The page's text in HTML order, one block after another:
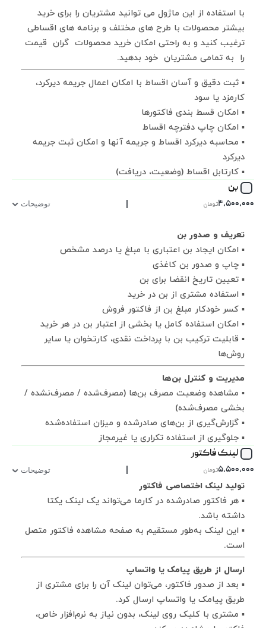
با استفاده از این ماژول می توانید مشتریان را برای خرید
بیشتر محصولات با طرح های مختلف و برنامه های اقساطی
ترغیب کنید و به راحتی امکان خرید محصولات گران قیمت
را به تمامی مشتریان خود بدهید.
▪ ثبت دقیق و آسان اقساط با امکان اعمال جریمه دیرکرد،
کارمزد یا سود
▪ امکان قسط بندی فاکتورها
▪ امکان چاپ دفترچه اقساط
▪ محاسبه دیرکرد اقساط و جریمه آنها و امکان ثبت جریمه
دیرکرد
▪ کارتابل اقساط (وضعیت، دریافت)
بن
۴,۵۰۰,۰۰۰تومان | توضیحات
تعریف و صدور بن
▪ امکان ایجاد بن اعتباری با مبلغ یا درصد مشخص
▪ چاپ و صدور بن کاغذی
▪ تعیین تاریخ انقضا برای بن
▪ استفاده مشتری از بن در خرید
▪ کسر خودکار مبلغ بن از فاکتور فروش
▪ امکان استفاده کامل یا بخشی از اعتبار بن در هر خرید
▪ قابلیت ترکیب بن با پرداخت نقدی، کارتخوان یا سایر
روش‌ها
مدیریت و کنترل بن‌ها
▪ مشاهده وضعیت مصرف بن‌ها (مصرف‌شده / مصرف‌نشده /
بخشی مصرف‌شده)
▪ گزارش‌گیری از بن‌های صادرشده و میزان استفاده‌شده
▪ جلوگیری از استفاده تکراری یا غیرمجاز
لینک فاکتور
۵,۵۰۰,۰۰۰تومان | توضیحات
تولید لینک اختصاصی فاکتور
▪ هر فاکتور صادرشده در کارما می‌تواند یک لینک یکتا
داشته باشد.
▪ این لینک به‌طور مستقیم به صفحه مشاهده فاکتور متصل
است.
ارسال از طریق پیامک یا واتساپ
▪ بعد از صدور فاکتور، می‌توان لینک آن را برای مشتری از
طریق پیامک یا واتساپ ارسال کرد.
▪ مشتری با کلیک روی لینک، بدون نیاز به نرم‌افزار خاص،